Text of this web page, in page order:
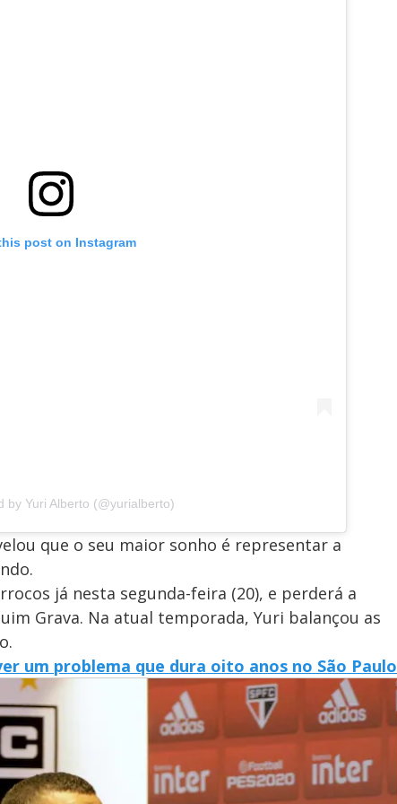
post on Instagram
by Yuri Alberto (@yurialberto)
que o seu maior sonho é representar a
já nesta segunda-feira (20), e perderá a
Grava. Na atual temporada, Yuri balançou as
um problema que dura oito anos no São Paulo